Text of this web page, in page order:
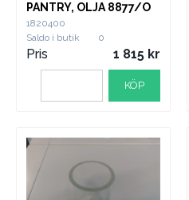
PANTRY, OLJA 8877/O
1820400
Saldo i butik
0
Pris 1 815
KÖP